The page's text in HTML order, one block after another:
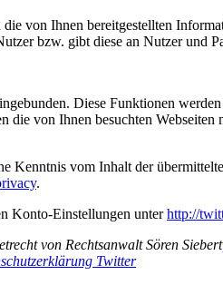
von Ihnen bereitgestellten
bzw. gibt diese an Nutzer und
Diese Funktionen
von Ihnen besuchten
Kenntnis vom Inhalt der
.
Konto-Einstellungen unterhttp://
von Rechtsanwalt Sören Siebert,
Twitter